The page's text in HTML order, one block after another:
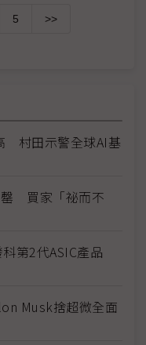
5 >>
村田示警全球AI基
罄 買家「祕而不
第2代ASIC產品
Musk捨超微全面